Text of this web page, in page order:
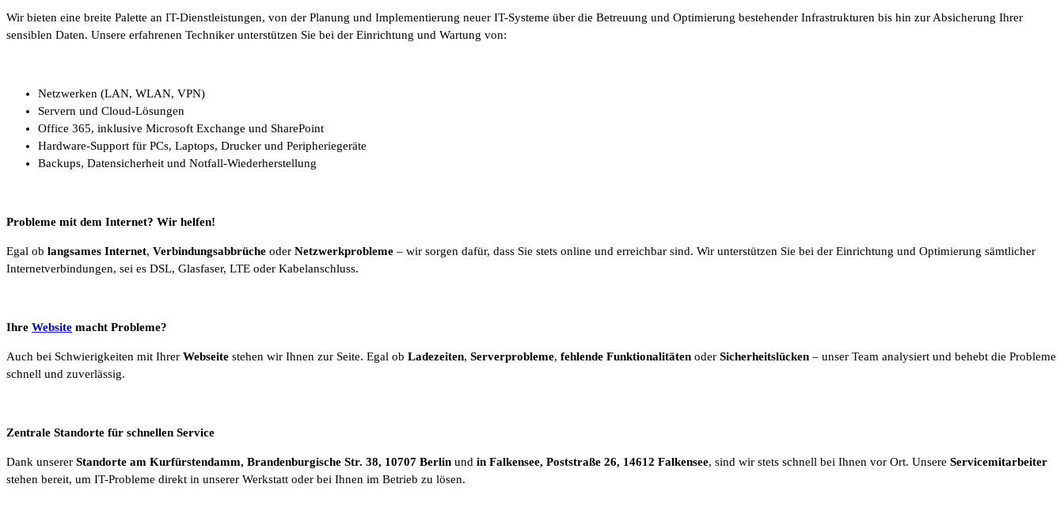
Wir bieten eine breite Palette an IT-Dienstleistungen, von der Planung und Implementierung neuer IT-Systeme über die Betreuung und Optimierung bestehender Infrastrukturen bis hin zur Absicherung Ihrer
sensiblen Daten. Unsere erfahrenen Techniker unterstützen Sie bei der Einrichtung und Wartung von:
Netzwerken (LAN, WLAN, VPN)
Servern und Cloud-Lösungen
Office 365, inklusive Microsoft Exchange und SharePoint
Hardware-Support für PCs, Laptops, Drucker und Peripheriegeräte
Backups, Datensicherheit und Notfall-Wiederherstellung
Probleme mit dem Internet? Wir helfen!
Egal ob langsames Internet, Verbindungsabbrüche oder Netzwerkprobleme – wir sorgen dafür, dass Sie stets online und erreichbar sind. Wir unterstützen Sie bei der Einrichtung und Optimierung sämtlicher
Internetverbindungen, sei es DSL, Glasfaser, LTE oder Kabelanschluss.
Ihre Website macht Probleme?
Auch bei Schwierigkeiten mit Ihrer Webseite stehen wir Ihnen zur Seite. Egal ob Ladezeiten, Serverprobleme, fehlende Funktionalitäten oder Sicherheitslücken – unser Team analysiert und behebt die Probleme
schnell und zuverlässig.
Zentrale Standorte für schnellen Service
Dank unserer Standorte am Kurfürstendamm, Brandenburgische Str. 38, 10707 Berlin und in Falkensee, Poststraße 26, 14612 Falkensee, sind wir stets schnell bei Ihnen vor Ort. Unsere Servicemitarbeiter
stehen bereit, um IT-Probleme direkt in unserer Werkstatt oder bei Ihnen im Betrieb zu lösen.